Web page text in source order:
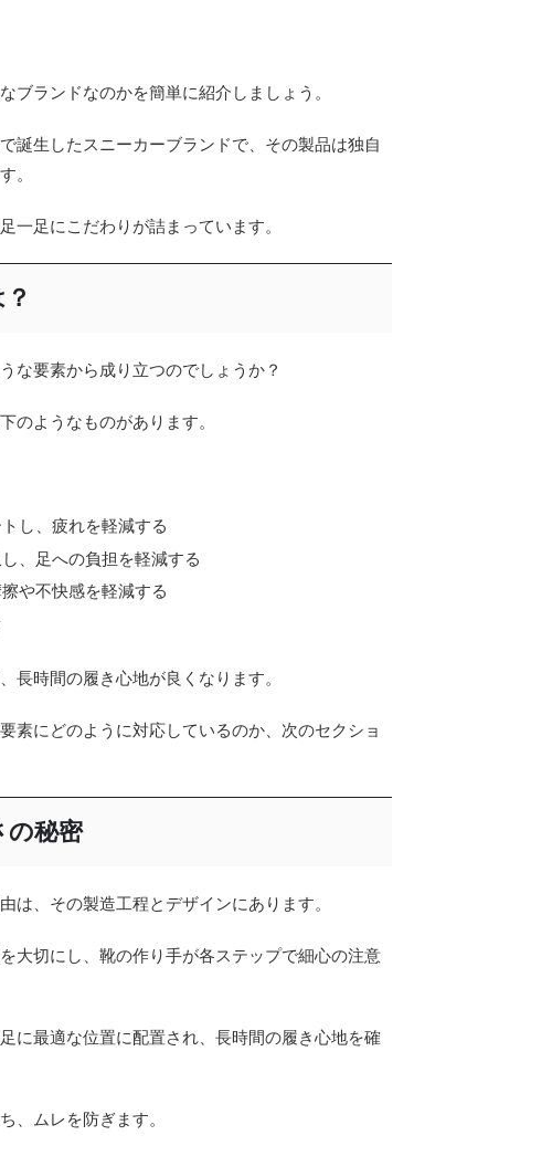
ブランドなのかを簡単に紹介しましょう。
誕生したスニーカーブランドで、その製品は独自
。
一足にこだわりが詰まっています。
な要素から成り立つのでしょうか？
のようなものがあります。
し、疲れを軽減する
、足への負担を軽減する
や不快感を軽減する
長時間の履き心地が良くなります。
素にどのように対応しているのか、次のセクショ
の秘密
は、その製造工程とデザインにあります。
大切にし、靴の作り手が各ステップで細心の注意
に最適な位置に配置され、長時間の履き心地を確
、ムレを防ぎます。